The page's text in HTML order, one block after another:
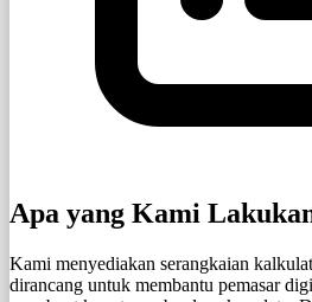
Apa yang Kami
Kami menyediakan serangkaian
dirancang untuk membantu pemasar